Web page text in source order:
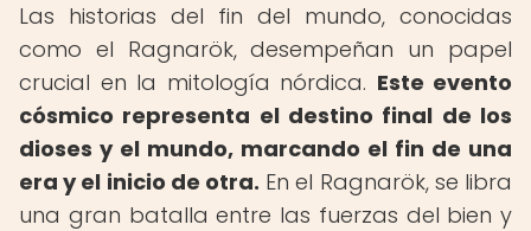
Las historias del fin del mundo, conocidas
como el Ragnarök, desempeñan un papel
crucial en la mitología nórdica. Este evento
cósmico representa el destino final de los
dioses y el mundo, marcando el fin de una
era y el inicio de otra. En el Ragnarök, se libra
una gran batalla entre las fuerzas del bien y